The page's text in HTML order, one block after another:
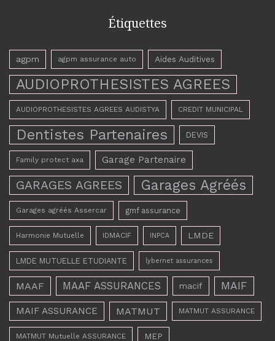
Étiquettes
agpm agpm assurance auto Aides Auditives
AUDIOPROTHESISTES AGREES
AUDIOPROTHESISTES AGREES AUDISTYA CREDIT MUNICIPAL
Dentistes Partenaires DEVIS
Family protect axa Garage Partenaire
GARAGES AGREES Garages Agréés
Garages agréés Assercar gmf assurance
Harmonie Mutuelle IDMACIF INPCA LMDE
LMDE MUTUELLE ETUDIANTE lybernet assurances
MAAF MAAF ASSURANCES macif MAIF
MAIF ASSURANCE MATMUT MATMUT ASSURANCE
MATMUT Mutuelle ASSURANCE MEP